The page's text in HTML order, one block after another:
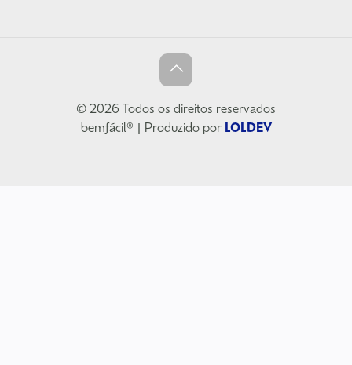
© 2026 Todos os direitos reservados
bemfácil® | Produzido por LOLDEV